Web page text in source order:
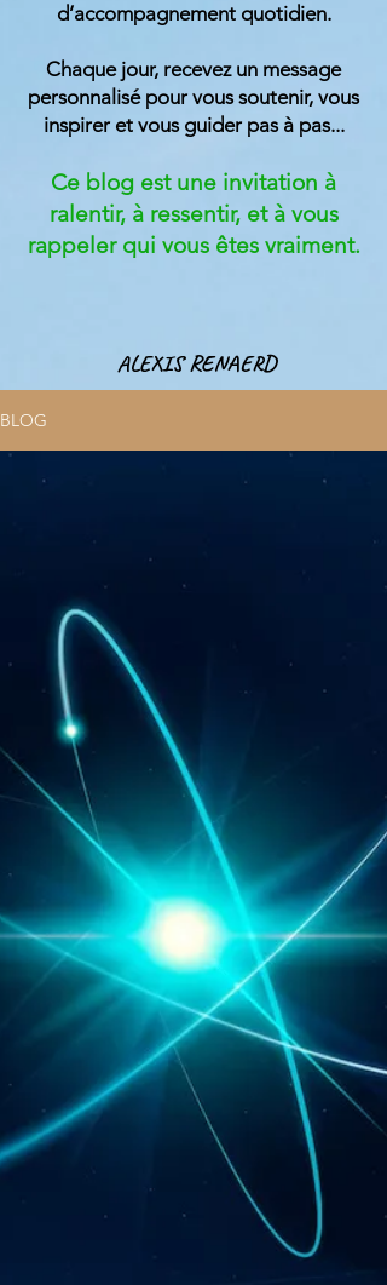
d’accompagnement quotidien.
Chaque jour, recevez un message
personnalisé pour vous soutenir, vous
inspirer et vous guider pas à pas...
Ce blog est une invitation à
ralentir, à ressentir, et à vous
rappeler qui vous êtes vraiment.
ALEXIS RENAERD
BLOG